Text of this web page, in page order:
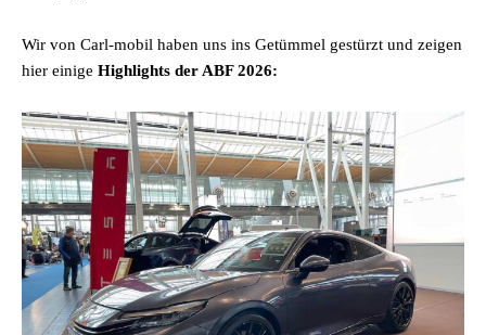
Wir von Carl-mobil haben uns ins Getümmel gestürzt und zeigen
hier einige Highlights der ABF 2026: